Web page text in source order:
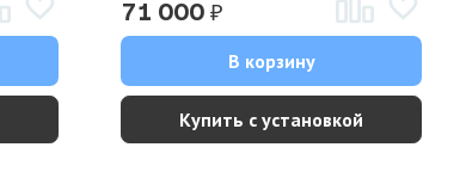
71 000₽
В корзину
Купить с установкой